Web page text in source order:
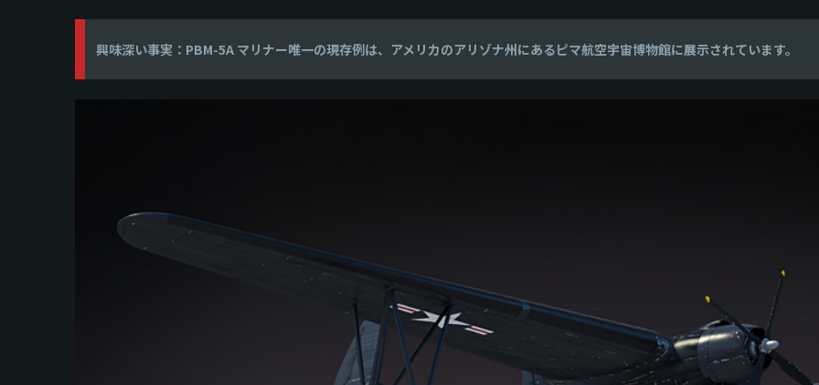
興味深い事実：PBM-5A マリナー唯一の現存例は、アメリカのアリゾナ州にあるピマ航空宇宙博物館に展示されています。